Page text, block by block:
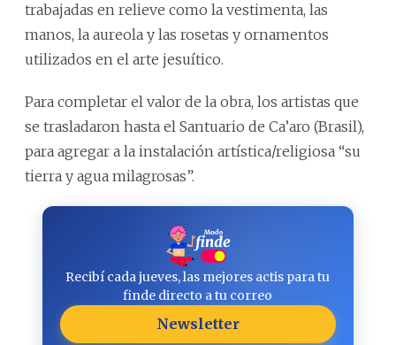
trabajadas en relieve como la vestimenta, las
manos, la aureola y las rosetas y ornamentos
utilizados en el arte jesuítico.
Para completar el valor de la obra, los artistas que
se trasladaron hasta el Santuario de Ca’aro (Brasil),
para agregar a la instalación artística/religiosa “su
tierra y agua milagrosas”.
Recibí cada jueves, las mejores actis para tu
finde directo a tu correo
Newsletter